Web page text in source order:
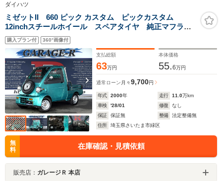
ダイハツ
ミゼットII 660 ピック カスタム ピックカスタム
12inchスチールホイール スペアタイヤ 純正マフラ
ー 3AT乗車定員2名 カロッツェリアオーディオ
(CD/USB/ラジオ/AUX) 社外スピーカー 前後ドライブ
レコーダー ETC
購入プラン付 360°画像付
支払総額
63万円
本体価格
55.6万円
通常ローン 月々9,700円
年式 2000年 走行 11.0万km
車検
'28/01 修復
なし
保証
保証無 整備
法定整備無
住所
埼玉県さいたま市緑区
無
料
在庫確認・見積依頼
販売店： ガレージＲ 本店